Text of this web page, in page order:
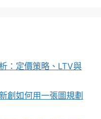
：定價策略、LTV與
創如何用一張圖規劃